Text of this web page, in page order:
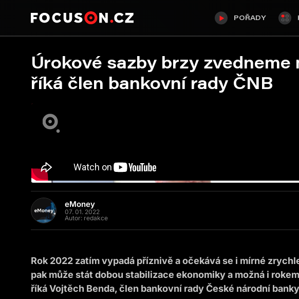
POŘADY
Úrokové sazby brzy zvedneme
říká člen bankovní rady ČNB
eMoney
07. 01. 2022
Autor: redakce
Rok 2022 zatím vypadá příznivě a očekává se i mírné
pak může stát dobou stabilizace ekonomiky a možná i
říká Vojtěch Benda, člen bankovní rady České národní